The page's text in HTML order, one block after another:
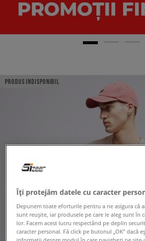
PRODUS INDISPONIBIL
Îți protejăm datele cu caracter
Depunem toate eforturile pentru a ne asigura că
sunt reușite, iar produsele pe care le aleg sunt în
lor. Facem acest lucru respectând pe deplin
caracter personal. Fă click pe butonul „OK” dacă